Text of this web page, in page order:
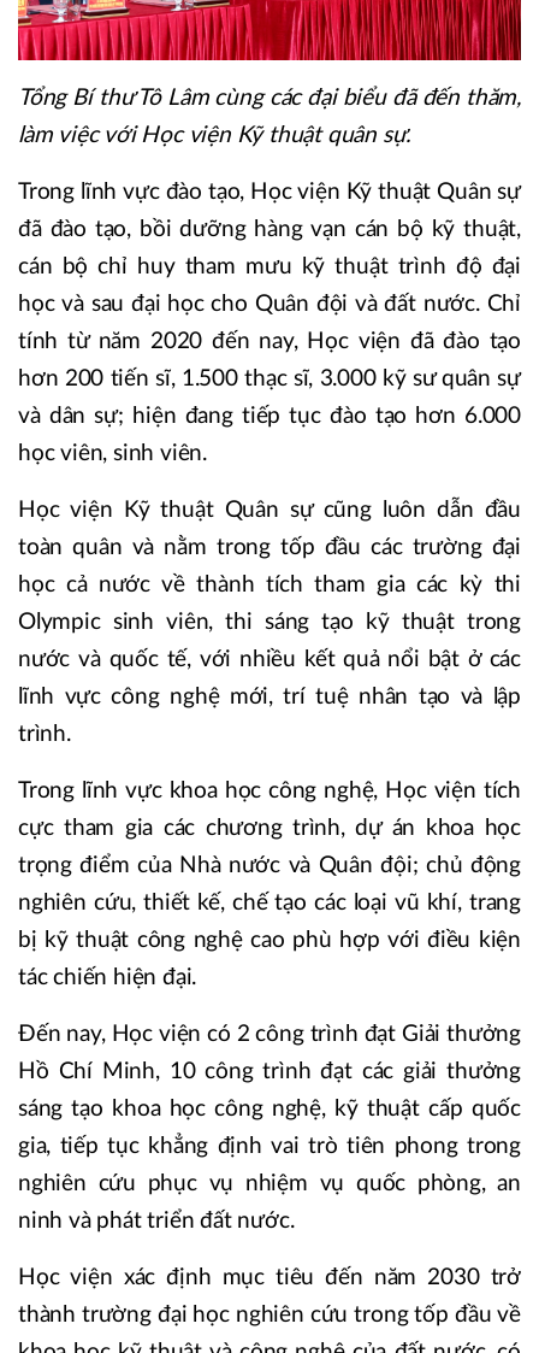
Tổng Bí thư Tô Lâm cùng các đại biểu đã đến thăm,
làm việc với Học viện Kỹ thuật quân sự.
Trong lĩnh vực đào tạo, Học viện Kỹ thuật Quân sự
đã đào tạo, bồi dưỡng hàng vạn cán bộ kỹ thuật,
cán bộ chỉ huy tham mưu kỹ thuật trình độ đại
học và sau đại học cho Quân đội và đất nước. Chỉ
tính từ năm 2020 đến nay, Học viện đã đào tạo
hơn 200 tiến sĩ, 1.500 thạc sĩ, 3.000 kỹ sư quân sự
và dân sự; hiện đang tiếp tục đào tạo hơn 6.000
học viên, sinh viên.
Học viện Kỹ thuật Quân sự cũng luôn dẫn đầu
toàn quân và nằm trong tốp đầu các trường đại
học cả nước về thành tích tham gia các kỳ thi
Olympic sinh viên, thi sáng tạo kỹ thuật trong
nước và quốc tế, với nhiều kết quả nổi bật ở các
lĩnh vực công nghệ mới, trí tuệ nhân tạo và lập
trình.
Trong lĩnh vực khoa học công nghệ, Học viện tích
cực tham gia các chương trình, dự án khoa học
trọng điểm của Nhà nước và Quân đội; chủ động
nghiên cứu, thiết kế, chế tạo các loại vũ khí, trang
bị kỹ thuật công nghệ cao phù hợp với điều kiện
tác chiến hiện đại.
Đến nay, Học viện có 2 công trình đạt Giải thưởng
Hồ Chí Minh, 10 công trình đạt các giải thưởng
sáng tạo khoa học công nghệ, kỹ thuật cấp quốc
gia, tiếp tục khẳng định vai trò tiên phong trong
nghiên cứu phục vụ nhiệm vụ quốc phòng, an
ninh và phát triển đất nước.
Học viện xác định mục tiêu đến năm 2030 trở
thành trường đại học nghiên cứu trong tốp đầu về